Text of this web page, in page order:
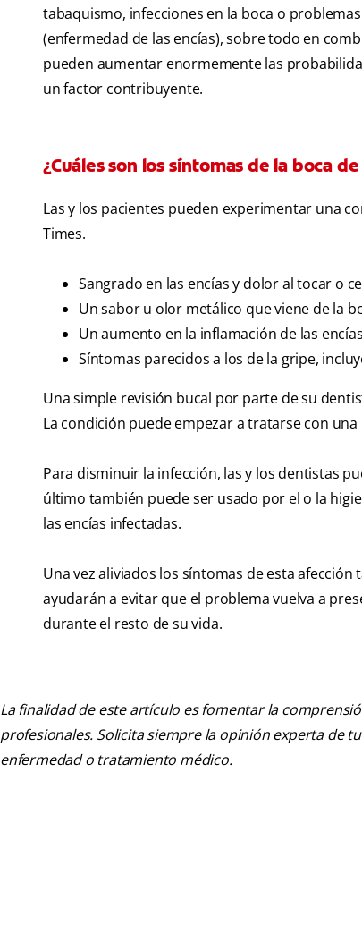
tabaquismo, infecciones en la boca o
(enfermedad de las encías), sobre todo en
pueden aumentar enormemente las
un factor contribuyente.
¿Cuáles son los síntomas de la boca
Las y los pacientes pueden experimentar una
Times .
Sangrado en las encías y dolor al tocar o
Un sabor u olor metálico que viene de la
Un aumento en la inflamación de las encías
Síntomas parecidos a los de la gripe,
Una simple revisión bucal por parte de su
La condición puede empezar a tratarse con una
Para disminuir la infección, las y los dentistas
último también puede ser usado por el o la
las encías infectadas.
Una vez aliviados los síntomas de esta
ayudarán a evitar que el problema vuelva a
durante el resto de su vida.
La finalidad de este artículo es fomentar la
profesionales. Solicita siempre la opinión experta de
enfermedad o tratamiento médico.